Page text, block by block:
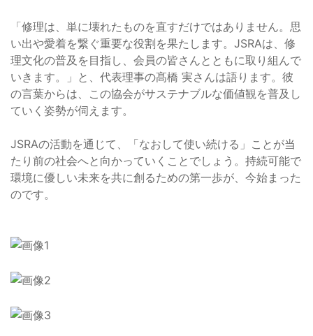
「修理は、単に壊れたものを直すだけではありません。思
い出や愛着を繋ぐ重要な役割を果たします。JSRAは、修
理文化の普及を目指し、会員の皆さんとともに取り組んで
いきます。」と、代表理事の髙橋 実さんは語ります。彼
の言葉からは、この協会がサステナブルな価値観を普及し
ていく姿勢が伺えます。
JSRAの活動を通じて、「なおして使い続ける」ことが当
たり前の社会へと向かっていくことでしょう。持続可能で
環境に優しい未来を共に創るための第一歩が、今始まった
のです。